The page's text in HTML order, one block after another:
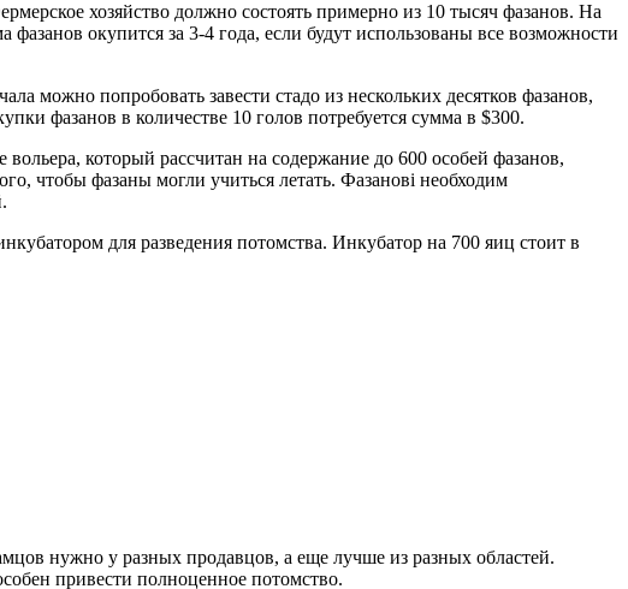
хозяйство должно состоять примерно из 10 тысяч фазанов. На
окупится за 3-4 года, если будут использованы все возможности
можно попробовать завести стадо из нескольких десятков фазанов,
фазанов в количестве 10 голов потребуется сумма в $300.
который рассчитан на содержание до 600 особей фазанов,
чтобы фазаны могли учиться летать. Фазанові необходим
для разведения потомства. Инкубатор на 700 яиц стоит в
нужно у разных продавцов, а еще лучше из разных областей.
привести полноценное потомство.